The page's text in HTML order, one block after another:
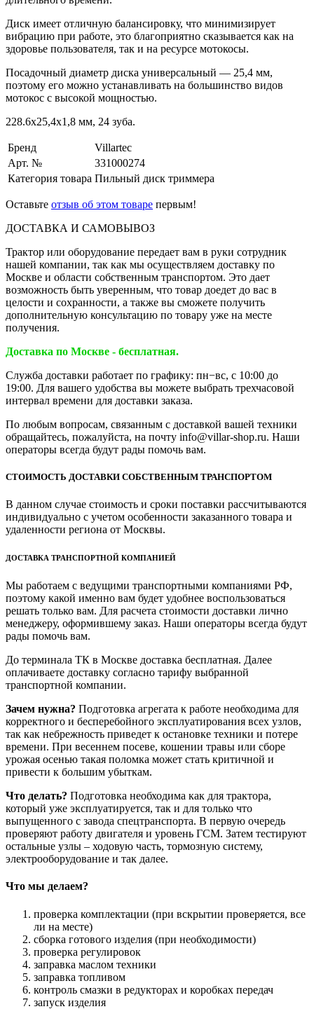
Диск имеет отличную балансировку, что минимизирует
вибрацию при работе, это благоприятно сказывается как на
здоровье пользователя, так и на ресурсе мотокосы.
Посадочный диаметр диска универсальный — 25,4 мм,
поэтому его можно устанавливать на большинство видов
мотокос с высокой мощностью.
228.6х25,4х1,8 мм, 24 зуба.
Бренд
Villartec
Арт. №
331000274
Категория товара Пильный диск триммера
Оставьте отзыв об этом товаре первым!
ДОСТАВКА И САМОВЫВОЗ
Трактор или оборудование передает вам в руки сотрудник
нашей компании, так как мы осуществляем доставку по
Москве и области собственным транспортом. Это дает
возможность быть уверенным, что товар доедет до вас в
целости и сохранности, а также вы сможете получить
дополнительную консультацию по товару уже на месте
получения.
Доставка по Москве - бесплатная.
Служба доставки работает по графику: пн−вс, с 10:00 до
19:00. Для вашего удобства вы можете выбрать трехчасовой
интервал времени для доставки заказа.
По любым вопросам, связанным с доставкой вашей техники
обращайтесь, пожалуйста, на почту info@villar-shop.ru. Наши
операторы всегда будут рады помочь вам.
СТОИМОСТЬ ДОСТАВКИ СОБСТВЕННЫМ ТРАНСПОРТОМ
В данном случае стоимость и сроки поставки рассчитываются
индивидуально с учетом особенности заказанного товара и
удаленности региона от Москвы.
ДОСТАВКА ТРАНСПОРТНОЙ КОМПАНИЕЙ
Мы работаем с ведущими транспортными компаниями РФ,
поэтому какой именно вам будет удобнее воспользоваться
решать только вам. Для расчета стоимости доставки лично
менеджеру, оформившему заказ. Наши операторы всегда будут
рады помочь вам.
До терминала ТК в Москве доставка бесплатная. Далее
оплачиваете доставку согласно тарифу выбранной
транспортной компании.
Зачем нужна? Подготовка агрегата к работе необходима для
корректного и бесперебойного эксплуатирования всех узлов,
так как небрежность приведет к остановке техники и потере
времени. При весеннем посеве, кошении травы или сборе
урожая осенью такая поломка может стать критичной и
привести к большим убыткам.
Что делать? Подготовка необходима как для трактора,
который уже эксплуатируется, так и для только что
выпущенного с завода спецтранспорта. В первую очередь
проверяют работу двигателя и уровень ГСМ. Затем тестируют
остальные узлы – ходовую часть, тормозную систему,
электрооборудование и так далее.
Что мы делаем?
проверка комплектации (при вскрытии проверяется, все
ли на месте)
сборка готового изделия (при необходимости)
проверка регулировок
заправка маслом техники
заправка топливом
контроль смазки в редукторах и коробках передач
запуск изделия